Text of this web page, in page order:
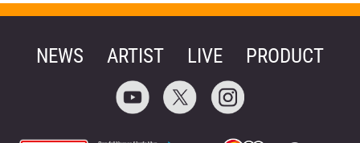
NEWS ARTIST LIVE PRODUCT